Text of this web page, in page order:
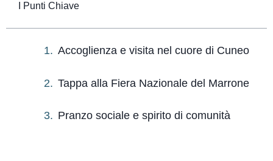
I Punti Chiave
Accoglienza e visita nel cuore di Cuneo
Tappa alla Fiera Nazionale del Marrone
Pranzo sociale e spirito di comunità